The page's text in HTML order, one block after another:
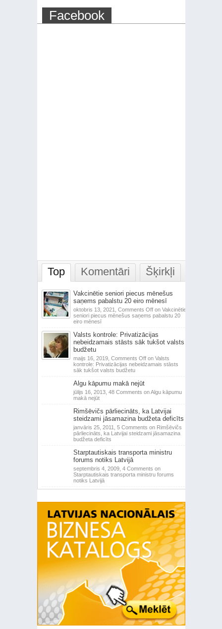
Facebook
Top Komentāri Šķirkļi
Vakcinētie seniori piecus mēnešus
saņems pabalstu 20 eiro mēnesī
oktobris 13, 2021, Comments Offon Vakcinētie
seniori piecus mēnešus saņems pabalstu 20
eiro mēnesī
Valsts kontrole: Privatizācijas
nebeidzamais stāsts sāk tukšot valsts
budžetu
maijs 16, 2019, Comments Offon Valsts
kontrole: Privatizācijas nebeidzamais stāsts
sāk tukšot valsts budžetu
Algu kāpumu makā nejūt
jūlijs 16, 2013, 48 Comments on Algu kāpumu
makā nejūt
Rimšēvičs pārliecināts, ka Latvijai
steidzami jāsamazina budžeta deficīts
janvāris 25, 2011, 5 Comments on Rimšēvičs
pārliecināts, ka Latvijai steidzami jāsamazina
budžeta deficīts
Starptautiskais transporta ministru
forums notiks Latvijā
septembris 4, 2009, 4 Comments on
Starptautiskais transporta ministru forums
notiks Latvijā